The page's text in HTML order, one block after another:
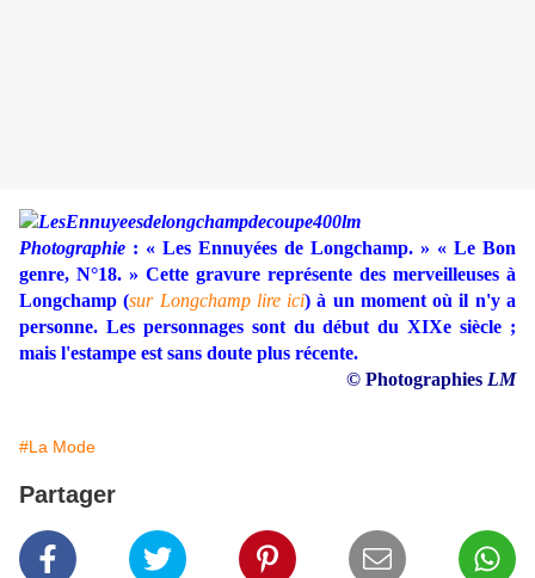
Photographie : « Les Ennuyées de Longchamp. » « Le Bon
genre, N°18. » Cette gravure représente des merveilleuses à
Longchamp (sur Longchamp lire ici) à un moment où il n'y a
personne. Les personnages sont du début du XIXe siècle ;
mais l'estampe est sans doute plus récente.
© Photographies LM
#La Mode
Partager